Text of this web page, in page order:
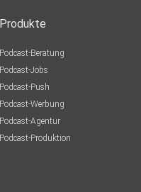
Produkte
Podcast-Beratung
Podcast-Jobs
Podcast-Push
Podcast-Werbung
Podcast-Agentur
Podcast-Produktion